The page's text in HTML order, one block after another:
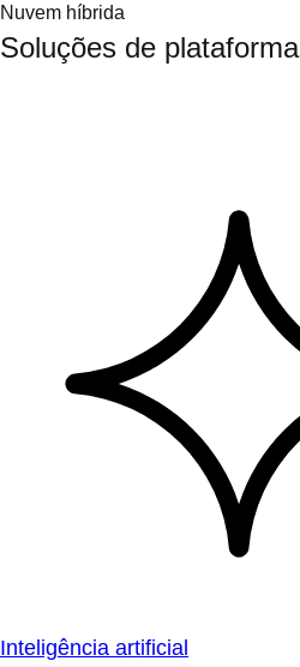
Nuvem híbrida
Soluções de plataforma
Inteligência artificial